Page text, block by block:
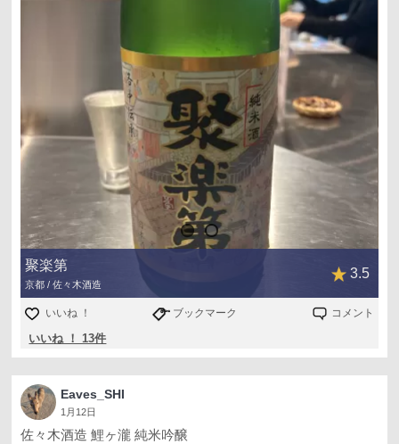
聚楽第
京都 / 佐々木酒造
3.5
いいね ！ ブックマーク コメント
いいね ！ 13件
Eaves_SHI
1月12日
佐々木酒造 鯉ヶ瀧 純米吟醸